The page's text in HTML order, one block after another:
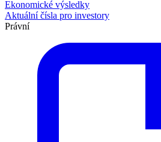
Ekonomické výsledky
Aktuální čísla pro investory
Právní